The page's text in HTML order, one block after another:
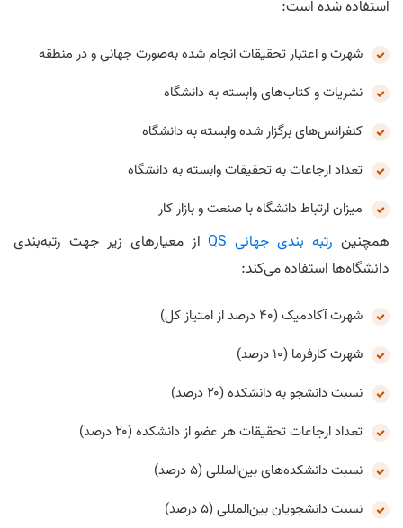
استفاده شده است:
شهرت و اعتبار تحقیقات انجام شده به‌صورت جهانی و در منطقه
نشریات و کتاب‌های وابسته به دانشگاه
کنفرانس‌های برگزار شده وابسته به دانشگاه
تعداد ارجاعات به تحقیقات وابسته به دانشگاه
میزان ارتباط دانشگاه با صنعت و بازار کار
همچنین رتبه بندی جهانی QS
از معیار‌های زیر جهت رتبه‌بندی
دانشگاه‌ها استفاده می‌کند:
شهرت آکادمیک (۴۰ درصد از امتیاز کل)
شهرت کارفرما (۱۰ درصد)
نسبت دانشجو به دانشکده (۲۰ درصد)
تعداد ارجاعات تحقیقات هر عضو از دانشکده (۲۰ درصد)
نسبت دانشکده‌های بین‌المللی (۵ درصد)
نسبت دانشجویان بین‌المللی (۵ درصد)